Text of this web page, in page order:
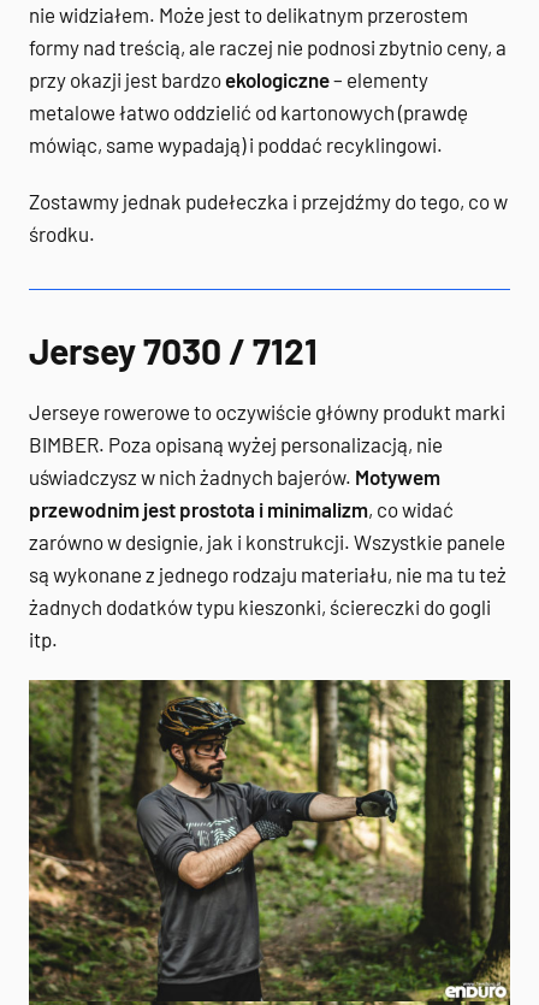
nie widziałem. Może jest to delikatnym przerostem
formy nad treścią, ale raczej nie podnosi zbytnio ceny, a
przy okazji jest bardzoekologiczne– elementy
metalowe łatwo oddzielić od kartonowych (prawdę
mówiąc, same wypadają) i poddać recyklingowi.
Zostawmy jednak pudełeczka i przejdźmy do tego, co w
środku.
Jersey 7030 / 7121
Jerseye rowerowe to oczywiście główny produkt marki
BIMBER. Poza opisaną wyżej personalizacją, nie
uświadczysz w nich żadnych bajerów. Motywem
przewodnim jest prostota i minimalizm, co widać
zarówno w designie, jak i konstrukcji. Wszystkie panele
są wykonane z jednego rodzaju materiału, nie ma tu też
żadnych dodatków typu kieszonki, ściereczki do gogli
itp.